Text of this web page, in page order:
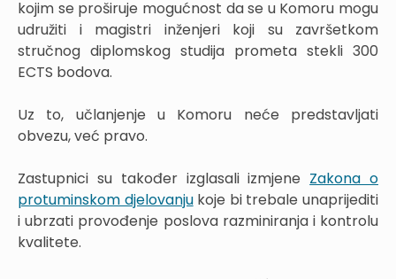
kojim se proširuje mogućnost da se u Komoru mogu
udružiti i magistri inženjeri koji su završetkom
stručnog diplomskog studija prometa stekli 300
ECTS bodova.
Uz to, učlanjenje u Komoru neće predstavljati
obvezu, već pravo.
Zastupnici su također izglasali izmjene Zakona o
protuminskom djelovanjukoje bi trebale unaprijediti
i ubrzati provođenje poslova razminiranja i kontrolu
kvalitete.